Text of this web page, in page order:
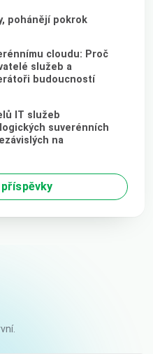
pohánějí pokrok
cloudu: Proč
služeb a
budoucností
IT služeb
suverénních
na